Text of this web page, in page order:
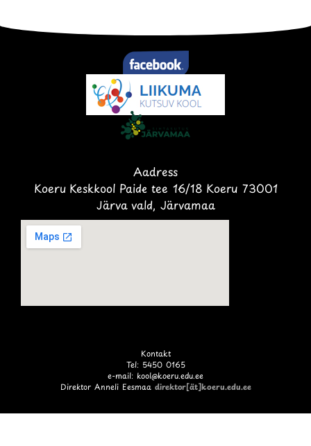
Aadress
Koeru Keskkool Paide tee 16/18 Koeru 73001
Järva vald, Järvamaa
Kontakt
Tel: 5450 0165
e-mail: kool@koeru.edu.ee
Direktor Anneli Eesmaa direktor[ät]koeru.edu.ee